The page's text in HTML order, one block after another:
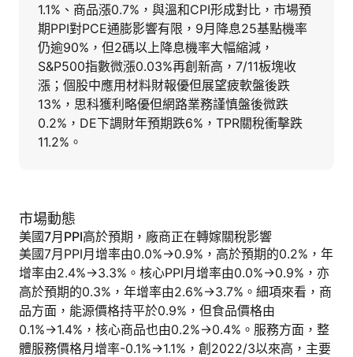
1.1%、商品漲0.7%，與溫和CPI形成對比，市場預
期PPI對PCE通膨影響有限，9月降息25基點機率
仍逾90%，但2碼以上降息機率大幅縮減，
S&P500指數微漲0.03%再創新高，7/11板塊收
漲；個股中應用材料財報優但展望疲軟盤後跌
13%，思科獲利略優但網路業務謹慎盤後微跌
0.2%，DE下調財年預期跌6%，TPR關稅衝擊跌
11.2%。
市場動態
美國7月PPI高於預期，廠商正在轉嫁關稅影響
美國7月PPI月增率由0.0%→0.9%，高於預期的0.2%，年
增率由2.4%→3.3%。核心PPI月增率由0.0%→0.9%，亦
高於預期的0.3%，年增率由2.6%→3.7%。細項來看，商
品方面，能源價格持平於0.9%，但食品價格由
0.1%→1.4%，核心商品也由0.2%→0.4%。服務方面，整
體服務價格月增率-0.1%→1.1%，創2022/3以來高，主要